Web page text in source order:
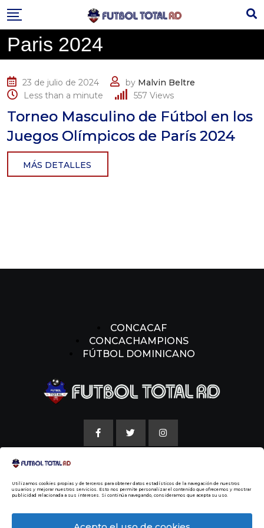
Utilizamos cookies propias y de terceros para obtener datos estadísticos de la navegación de nuestros
usuarios y mejorar nuestros servicios. Esto nos permite personalizar el contenido que ofrecemos y mostrar
publicidad relacionada a sus intereses. Si continúa navegando, consideramos que acepta su uso.
to
content
Paris 2024
23 de julio de 2024 by Malvin Beltre
Less than a minute
557 Views
Torneo Masculino de Fútbol en los
Juegos Olímpicos de París 2024
MÁS DETALLES
CONCACAF
CONCACHAMPIONS
FÚTBOL DOMINICANO
POLITICAS DE COOKIE